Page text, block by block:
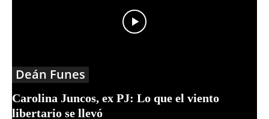
Deán Funes
Carolina Juncos, ex PJ: Lo que el viento
libertario se llevó